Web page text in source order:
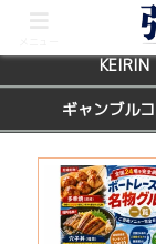
KEIRIN
ギャンブル